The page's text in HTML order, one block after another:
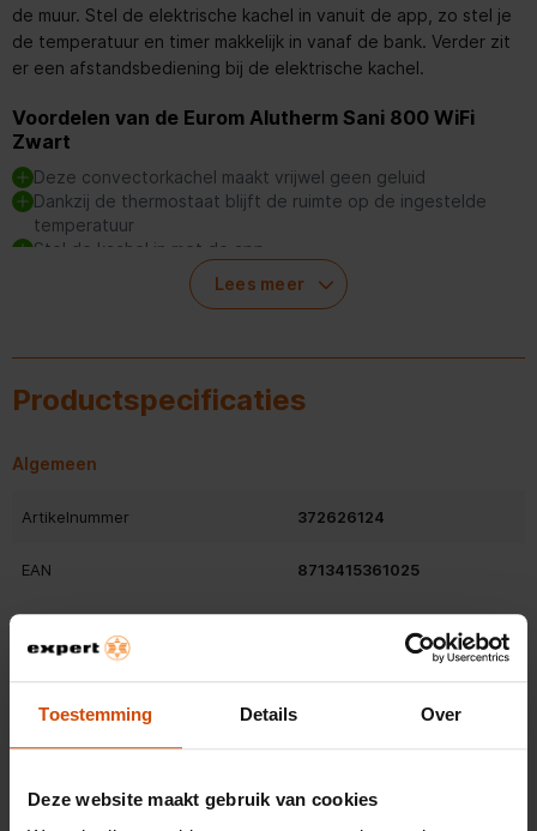
Toestemming Details Over
Deze website maakt gebruik van cookies
de muur. Stel de elektrische kachel in vanuit de app, zo stel je
de temperatuur en timer makkelijk in vanaf de bank. Verder zit
er een afstandsbediening bij de elektrische kachel.
Voordelen van de Eurom Alutherm Sani 800 WiFi
Zwart
Deze convectorkachel maakt vrijwel geen geluid
Dankzij de thermostaat blijft de ruimte op de ingestelde
temperatuur
Stel de kachel in met de app
De kachel bedien je met de afstandsbediening
Deze kachel heeft een groot verwarmingsbereik
Lees meer
Productspecificaties
Algemeen
Artikelnummer 372626124
EAN 8713415361025
Kleur Zwart
Wattage kachel 800 W
Bekijk alle specificaties